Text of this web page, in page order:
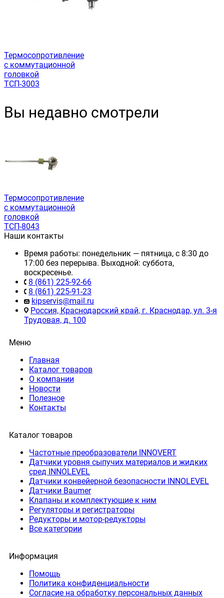
Термосопротивление
с коммутационной
головкой
ТСП-3003
Вы недавно смотрели
Термосопротивление
с коммутационной
головкой
ТСП-8043
Наши контакты
Время работы: понедельник — пятница, с 8:30 до
17:00 без перерыва. Выходной: суббота,
воскресенье.
8 (861) 225-92-66
8 (861) 225-91-23
kipservis@mail.ru
Россия, Краснодарский край, г. Краснодар, ул. 3-я
Трудовая, д. 100
Меню
Главная
Каталог товаров
О компании
Новости
Полезное
Контакты
Каталог товаров
Частотные преобразователи INNOVERT
Датчики уровня сыпучих материалов и жидких
сред INNOLEVEL
Датчики конвейерной безопасности INNOLEVEL
Датчики Baumer
Клапаны и комплектующие к ним
Регуляторы и регистраторы
Редукторы и мотор-редукторы
Все категории
Информация
Помощь
Политика конфиденциальности
Согласие на обработку персональных данных